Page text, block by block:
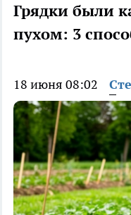
Грядки были
пухом: 3
18 июня 08:02